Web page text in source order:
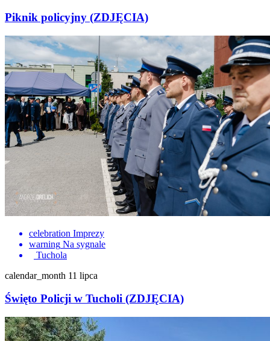
Piknik policyjny (ZDJĘCIA)
celebration Imprezy
warning Na sygnale
Tuchola
calendar_month 11 lipca
Święto Policji w Tucholi (ZDJĘCIA)